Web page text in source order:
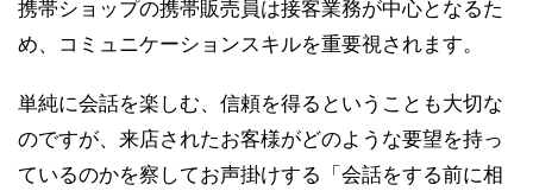
携帯ショップの携帯販売員は接客業務が中心となるた
め、コミュニケーションスキルを重要視されます。
単純に会話を楽しむ、信頼を得るということも大切な
のですが、来店されたお客様がどのような要望を持っ
ているのかを察してお声掛けする「会話をする前に相